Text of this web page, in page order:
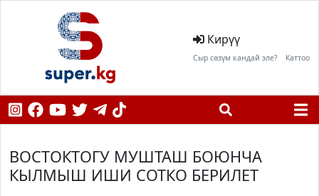
Кирүү
Сыр сөзүм кандай эле? Каттоо
ВОСТОКТОГУ МУШТАШ БОЮНЧА
КЫЛМЫШ ИШИ СОТКО БЕРИЛЕТ